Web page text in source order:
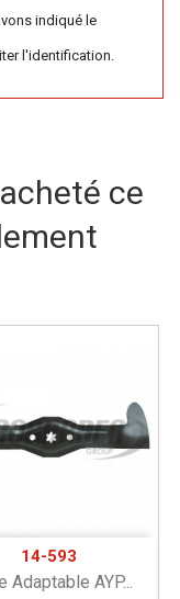
indiqué le
l'identification.
ce
14-593
Adaptable AYP...